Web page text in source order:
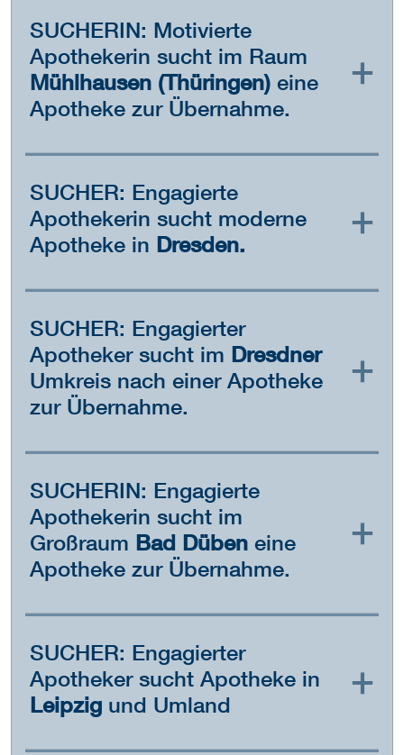
SUCHERIN: Motivierte
Apothekerin sucht im Raum
Mühlhausen (Thüringen) eine
Apotheke zur Übernahme.
SUCHER: Engagierte
Apothekerin sucht moderne
Apotheke in Dresden.
SUCHER: Engagierter
Apotheker sucht im Dresdner
Umkreis nach einer Apotheke
zur Übernahme.
SUCHERIN: Engagierte
Apothekerin sucht im
Großraum Bad Düben eine
Apotheke zur Übernahme.
SUCHER: Engagierter
Apotheker sucht Apotheke in
Leipzig und Umland